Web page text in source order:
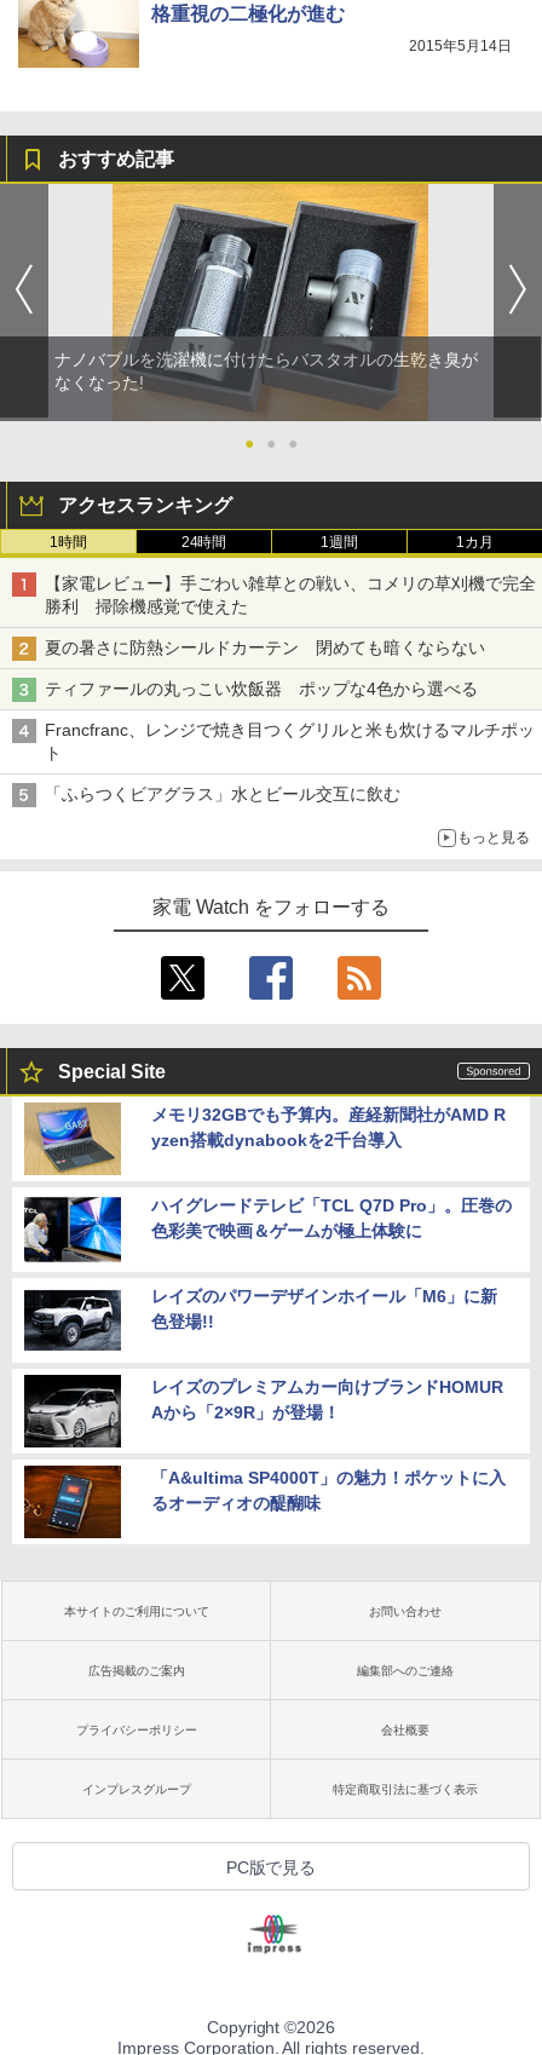
格重視の二極化が進む
2015年5月14日
おすすめ記事
ナノバブルを洗濯機に付けたらバスタオルの生乾き臭が
なくなった!
● ● ●
アクセスランキング
1時間 24時間 1週間 1カ月
【家電レビュー】手ごわい雑草との戦い、コメリの草刈機で完全
勝利 掃除機感覚で使えた
夏の暑さに防熱シールドカーテン 閉めても暗くならない
ティファールの丸っこい炊飯器 ポップな4色から選べる
Francfranc、レンジで焼き目つくグリルと米も炊けるマルチポッ
ト
「ふらつくビアグラス」水とビール交互に飲む
もっと見る
家電 Watch をフォローする
Special Site
メモリ32GBでも予算内。産経新聞社がAMD R
yzen搭載dynabookを2千台導入
ハイグレードテレビ「TCL Q7D Pro」。圧巻の
色彩美で映画＆ゲームが極上体験に
レイズのパワーデザインホイール「M6」に新
色登場!!
レイズのプレミアムカー向けブランドHOMUR
Aから「2×9R」が登場！
「A&ultima SP4000T」の魅力！ポケットに入
るオーディオの醍醐味
本サイトのご利用について お問い合わせ
広告掲載のご案内 編集部へのご連絡
プライバシーポリシー 会社概要
インプレスグループ 特定商取引法に基づく表示
PC版で見る
Copyright ©2026
Impress Corporation. All rights reserved.